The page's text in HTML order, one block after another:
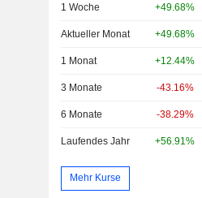
1 Woche +49.68%
Aktueller Monat +49.68%
1 Monat +12.44%
3 Monate -43.16%
6 Monate -38.29%
Laufendes Jahr +56.91%
Mehr Kurse